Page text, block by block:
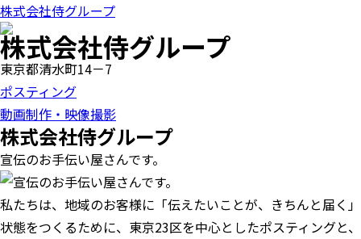
株式会社侍グループ
株式会社侍グループ
東京都清水町14－7
ポスティング
動画制作・映像撮影
株式会社侍グループ
宣伝のお手伝い屋さんです。
私たちは、地域のお客様に「伝えたいことが、きちんと届く」
状態をつくるために、東京23区を中心としたポスティングと、